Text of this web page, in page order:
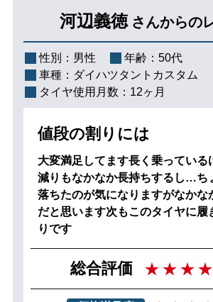
河辺義徳 さんからの
性別： 男性 年齢： 50代
車種： ダイハツタントカスタム
タイヤ使用月数： 12ヶ月
値段の割りには
大変満足してます長く乗っている
減りもなかなか長持ちするし…ち
落ちたのが気になりますがなかな
だと思います次もこのタイヤに履
りです
総合評価